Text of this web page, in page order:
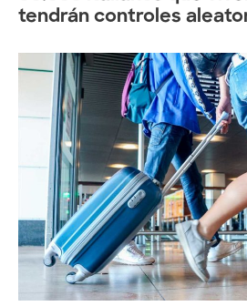
tendrán controles